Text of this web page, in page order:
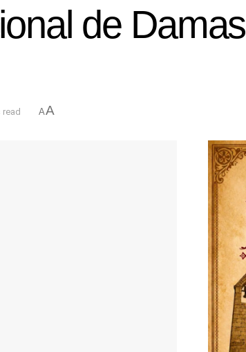
de
read AA